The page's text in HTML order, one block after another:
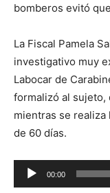
bomberos evitó
La Fiscal Pamela
investigativo muy
Labocar de
formalizó al sujeto,
mientras se
de 60 días.
Reproductor
de
00:00